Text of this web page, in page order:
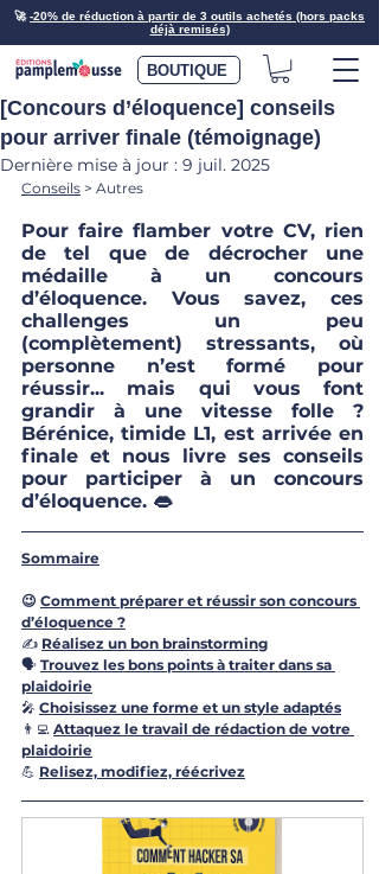
🚀-20% de réduction à partir de 3 outils achetés (hors packs
déjà remisés)
BOUTIQUE
[Concours d’éloquence] conseils
pour arriver finale (témoignage)
Dernière mise à jour : 9 juil. 2025
Conseils > Autres
Pour faire flamber votre CV, rien
de tel que de décrocher une
médaille à un concours
d’éloquence. Vous savez, ces
challenges un peu
(complètement) stressants, où
personne n’est formé pour
réussir... mais qui vous font
grandir à une vitesse folle ?
Bérénice, timide L1, est arrivée en
finale et nous livre ses conseils
pour participer à un concours
d’éloquence. 👄
Sommaire
😉 Comment préparer et réussir son concours
d’éloquence ?
✍️ Réalisez un bon brainstorming
🗣 Trouvez les bons points à traiter dans sa
plaidoirie
🎤 Choisissez une forme et un style adaptés
👨‍💻 Attaquez le travail de rédaction de votre
plaidoirie
💪 Relisez, modifiez, réécrivez